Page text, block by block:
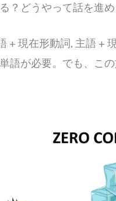
？どうやって話を進
+ 現在形動詞, 主語 +
語が必要。でも、こ